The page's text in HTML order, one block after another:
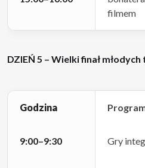
filmem
DZIEŃ 5 – Wielki finał
Godzina
9:00–9:30 Gry